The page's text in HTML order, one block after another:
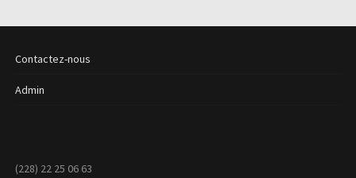
Contactez-nous
Admin
(228) 22 25 06 63